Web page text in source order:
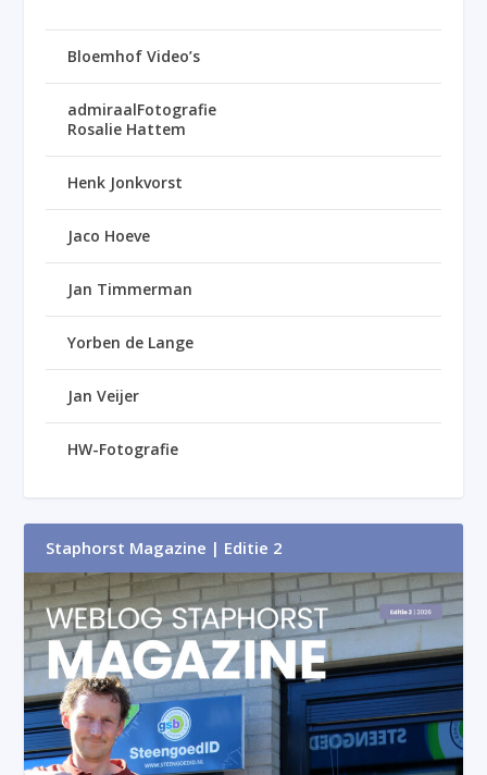
Bloemhof Video’s
admiraalFotografie
Rosalie Hattem
Henk Jonkvorst
Jaco Hoeve
Jan Timmerman
Yorben de Lange
Jan Veijer
HW-Fotografie
Staphorst Magazine | Editie 2